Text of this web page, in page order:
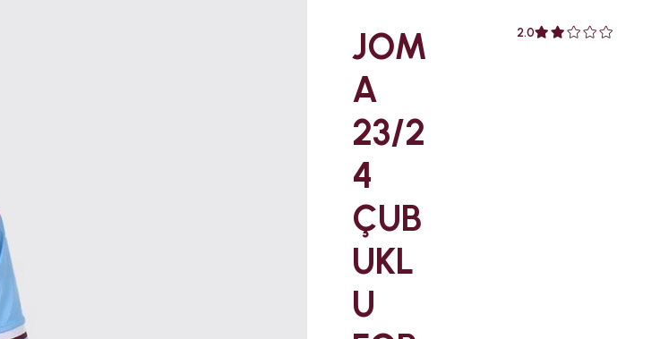
JOM
A
23/2
4
ÇUB
UKL
U
2.0